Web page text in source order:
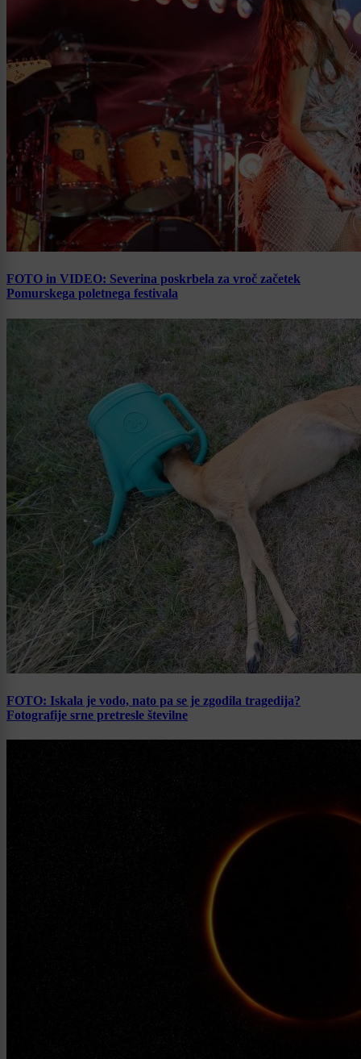
FOTO in VIDEO: Severina poskrbela za vroč začetek
Pomurskega poletnega festivala
FOTO: Iskala je vodo, nato pa se je zgodila tragedija?
Fotografije srne pretresle številne